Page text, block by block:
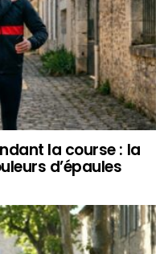
la course : la
d’épaules